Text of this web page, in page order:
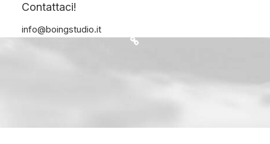
Contattaci!
info@boingstudio.it
Founder - Art Director BOINGSTUDIO